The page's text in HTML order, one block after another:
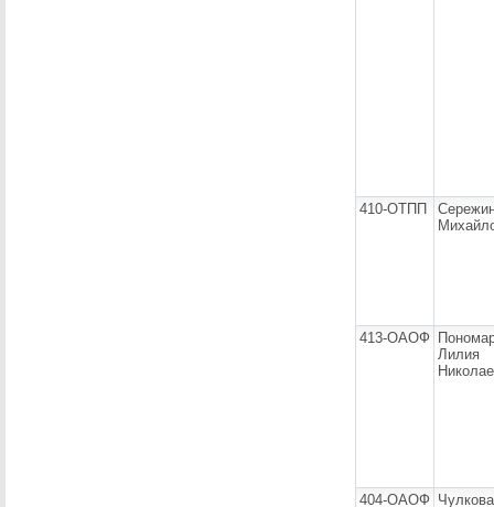
410-ОТПП
413-ОАОФ
Лилия
404-ОАОФ